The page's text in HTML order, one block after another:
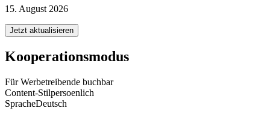
15. August 2026
Jetzt aktualisieren
Kooperationsmodus
Für Werbetreibende buchbar
Content-Stilpersoenlich
SpracheDeutsch